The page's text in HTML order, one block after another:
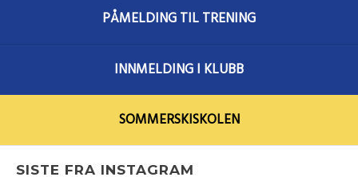
PÅMELDING TIL TRENING
INNMELDING I KLUBB
SOMMERSKISKOLEN
SISTE FRA INSTAGRAM